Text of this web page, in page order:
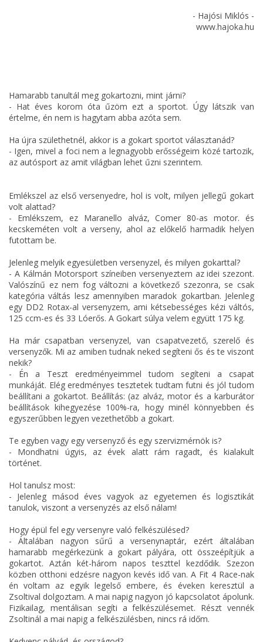
- Hajósi Miklós -
www.hajoka.hu
Hamarabb tanultál meg gokartozni, mint járni?
- Hat éves korom óta űzöm ezt a sportot. Úgy látszik van
értelme, én nem is hagytam abba azóta sem.
Ha újra születhetnél, akkor is a gokart sportot választanád?
- Igen, mivel a foci nem a legnagyobb erősségeim közé tartozik,
az autósport az amit világban lehet űzni szerintem.
Emlékszel az első versenyedre, hol is volt, milyen jellegű gokart
volt alattad?
- Emlékszem, ez Maranello alváz, Comer 80-as motor. és
kecskeméten volt a verseny, ahol az előkelő harmadik helyen
futottam be.
Jelenleg melyik egyesületben versenyzel, és milyen gokarttal?
- A Kálmán Motorsport színeiben versenyeztem az idei szezont.
Valószínű ez nem fog változni a következő szezonra, se csak
kategória váltás lesz amennyiben maradok gokartban. Jelenleg
egy DD2 Rotax-al versenyzem, ami kétsebességes kézi váltós,
125 ccm-es és 33 Lóerős. A Gokart súlya velem együtt 175 kg.
Ha már csapatban versenyzel, van csapatvezető, szerelő és
versenyzők. Mi az amiben tudnak neked segíteni ős és te viszont
nekik?
- Én a Teszt eredményeimmel tudom segíteni a csapat
munkáját. Elég eredményes tesztetek tudtam futni és jól tudom
beállítani a gokartot. Beállítás: (az alváz, motor és a karburátor
beállítások kihegyezése 100%-ra, hogy minél könnyebben és
egyszerűbben legyen vezethetőbb a gokart.
Te egyben vagy egy versenyző és egy szervizmérnök is?
- Mondhatni úgyis, az évek alatt rám ragadt, és kialakult
történet.
Hol tanulsz most:
- Jelenleg másod éves vagyok az egyetemen és logisztikát
tanulok, viszont a versenyzés az első nálam!
Hogy épül fel egy versenyre való felkészülésed?
- Általában nagyon sűrű a versenynaptár, ezért általában
hamarabb megérkezünk a gokart pályára, ott összeépítjük a
gokartot. Aztán két-három napos teszttel kezdődik. Szezon
közben otthoni edzésre nagyon kevés idő van. A Fit 4 Race-nak
én voltam az egyik legelső embere, és éveken keresztül a
Zsoltival dolgoztam. A mai napig nagyon jó kapcsolatot ápolunk.
Fizikailag, mentálisan segíti a felkészülésemet. Részt vennék
Zsoltinál a mai napig a felkészülésben, nincs rá időm.